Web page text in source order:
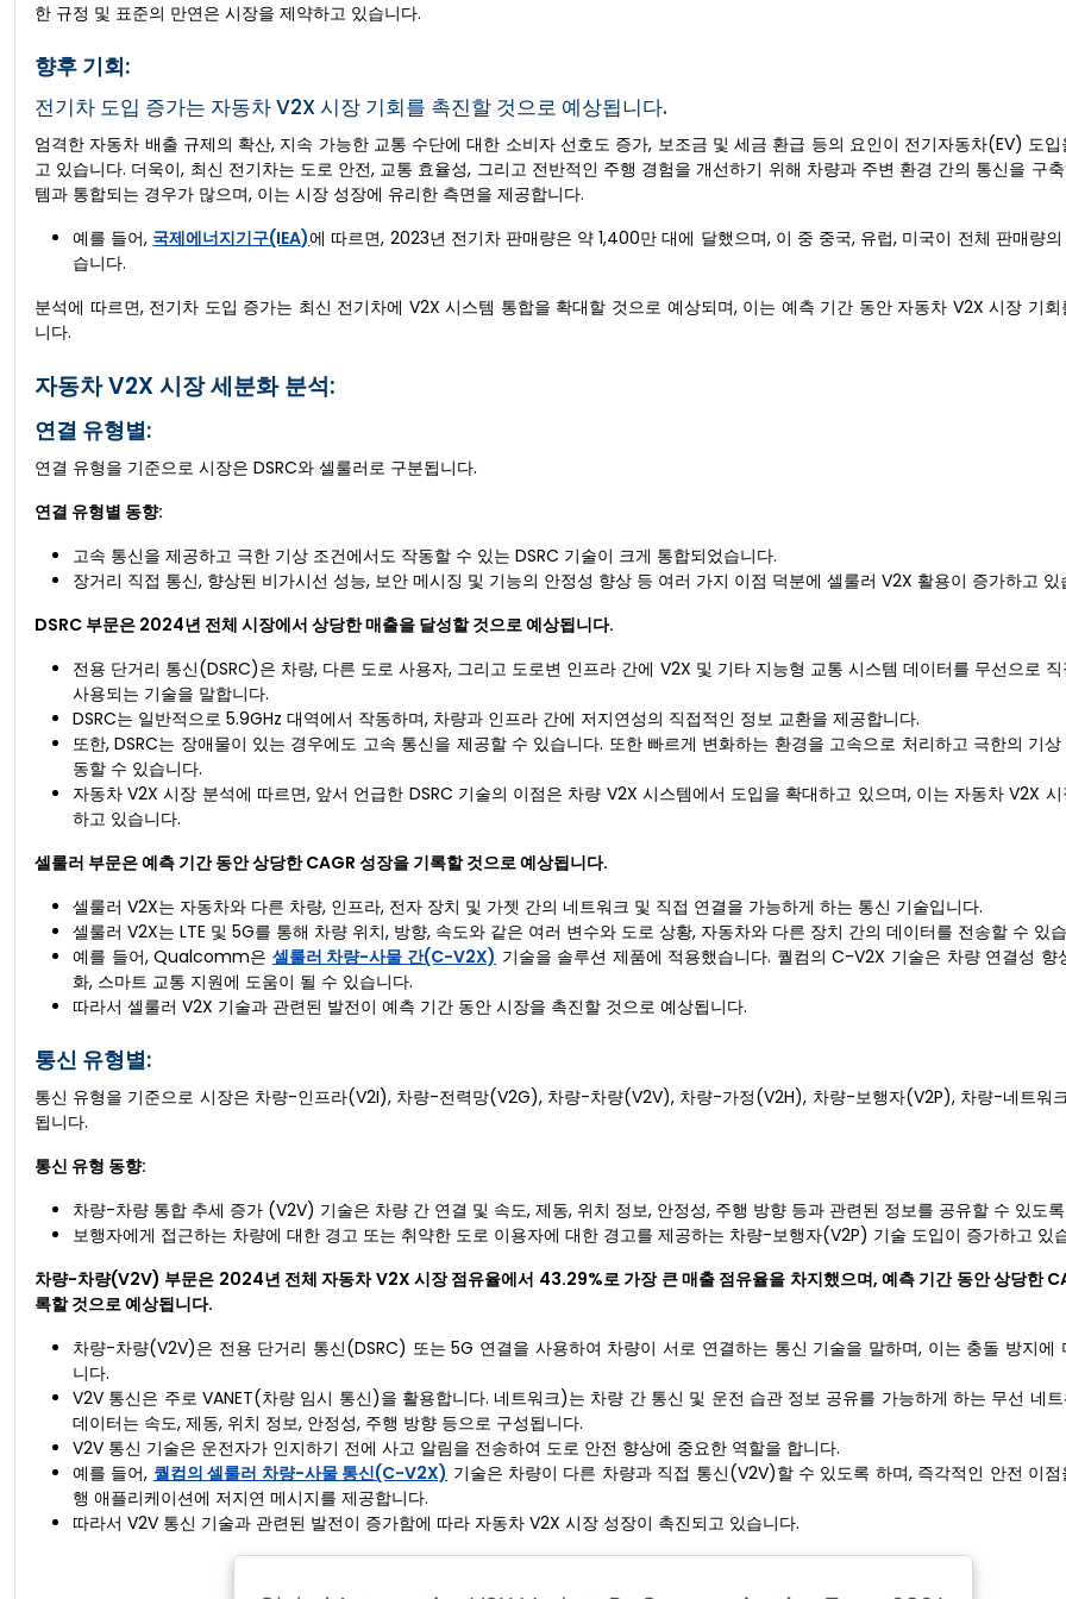
한 규정 및 표준의 만연은 시장을 제약하고 있습니다.
향후 기회:
전기차 도입 증가는 자동차 V2X 시장 기회를 촉진할 것으로 예상됩니다.
엄격한 자동차 배출 규제의 확산, 지속 가능한 교통 수단에 대한 소비자 선호도 증가, 보조금 및 세금 환급 등의 요인이 전기자동차(EV) 도
고 있습니다. 더욱이, 최신 전기차는 도로 안전, 교통 효율성, 그리고 전반적인 주행 경험을 개선하기 위해 차량과 주변 환경 간의 통신을 구
템과 통합되는 경우가 많으며, 이는 시장 성장에 유리한 측면을 제공합니다.
예를 들어, 국제에너지기구(IEA)에 따르면, 2023년 전기차 판매량은 약 1,400만 대에 달했으며, 이 중 중국, 유럽, 미국이 전체 판매량
습니다.
분석에 따르면, 전기차 도입 증가는 최신 전기차에 V2X 시스템 통합을 확대할 것으로 예상되며, 이는 예측 기간 동안 자동차 V2X 시장 기
니다.
자동차 V2X 시장 세분화 분석:
연결 유형별:
연결 유형을 기준으로 시장은 DSRC와 셀룰러로 구분됩니다.
연결 유형별 동향:
고속 통신을 제공하고 극한 기상 조건에서도 작동할 수 있는 DSRC 기술이 크게 통합되었습니다.
장거리 직접 통신, 향상된 비가시선 성능, 보안 메시징 및 기능의 안정성 향상 등 여러 가지 이점 덕분에 셀룰러 V2X 활용이 증가하고 있
DSRC 부문은 2024년 전체 시장에서 상당한 매출을 달성할 것으로 예상됩니다.
전용 단거리 통신(DSRC)은 차량, 다른 도로 사용자, 그리고 도로변 인프라 간에 V2X 및 기타 지능형 교통 시스템 데이터를 무선으로
사용되는 기술을 말합니다.
DSRC는 일반적으로 5.9GHz 대역에서 작동하며, 차량과 인프라 간에 저지연성의 직접적인 정보 교환을 제공합니다.
또한, DSRC는 장애물이 있는 경우에도 고속 통신을 제공할 수 있습니다. 또한 빠르게 변화하는 환경을 고속으로 처리하고 극한의 기
동할 수 있습니다.
자동차 V2X 시장 분석에 따르면, 앞서 언급한 DSRC 기술의 이점은 차량 V2X 시스템에서 도입을 확대하고 있으며, 이는 자동차 V2X
하고 있습니다.
셀룰러 부문은 예측 기간 동안 상당한 CAGR 성장을 기록할 것으로 예상됩니다.
셀룰러 V2X는 자동차와 다른 차량, 인프라, 전자 장치 및 가젯 간의 네트워크 및 직접 연결을 가능하게 하는 통신 기술입니다.
셀룰러 V2X는 LTE 및 5G를 통해 차량 위치, 방향, 속도와 같은 여러 변수와 도로 상황, 자동차와 다른 장치 간의 데이터를 전송할 수 있
예를 들어, Qualcomm은 셀룰러 차량-사물 간(C-V2X) 기술을 솔루션 제품에 적용했습니다. 퀄컴의 C-V2X 기술은 차량 연결성 향
화, 스마트 교통 지원에 도움이 될 수 있습니다.
따라서 셀룰러 V2X 기술과 관련된 발전이 예측 기간 동안 시장을 촉진할 것으로 예상됩니다.
통신 유형별:
통신 유형을 기준으로 시장은 차량-인프라(V2I), 차량-전력망(V2G), 차량-차량(V2V), 차량-가정(V2H), 차량-보행자(V2P), 차량-네트워
됩니다.
통신 유형 동향:
차량-차량 통합 추세 증가 (V2V) 기술은 차량 간 연결 및 속도, 제동, 위치 정보, 안정성, 주행 방향 등과 관련된 정보를 공유할 수 있도
보행자에게 접근하는 차량에 대한 경고 또는 취약한 도로 이용자에 대한 경고를 제공하는 차량-보행자(V2P) 기술 도입이 증가하고 있
차량-차량(V2V) 부문은 2024년 전체 자동차 V2X 시장 점유율에서 43.29%로 가장 큰 매출 점유율을 차지했으며, 예측 기간 동안 상당한
록할 것으로 예상됩니다.
차량-차량(V2V)은 전용 단거리 통신(DSRC) 또는 5G 연결을 사용하여 차량이 서로 연결하는 통신 기술을 말하며, 이는 충돌 방지에
니다.
V2V 통신은 주로 VANET(차량 임시 통신)을 활용합니다. 네트워크)는 차량 간 통신 및 운전 습관 정보 공유를 가능하게 하는 무선 네
데이터는 속도, 제동, 위치 정보, 안정성, 주행 방향 등으로 구성됩니다.
V2V 통신 기술은 운전자가 인지하기 전에 사고 알림을 전송하여 도로 안전 향상에 중요한 역할을 합니다.
예를 들어, 퀄컴의 셀룰러 차량-사물 통신(C-V2X) 기술은 차량이 다른 차량과 직접 통신(V2V)할 수 있도록 하며, 즉각적인 안전 이
행 애플리케이션에 저지연 메시지를 제공합니다.
따라서 V2V 통신 기술과 관련된 발전이 증가함에 따라 자동차 V2X 시장 성장이 촉진되고 있습니다.